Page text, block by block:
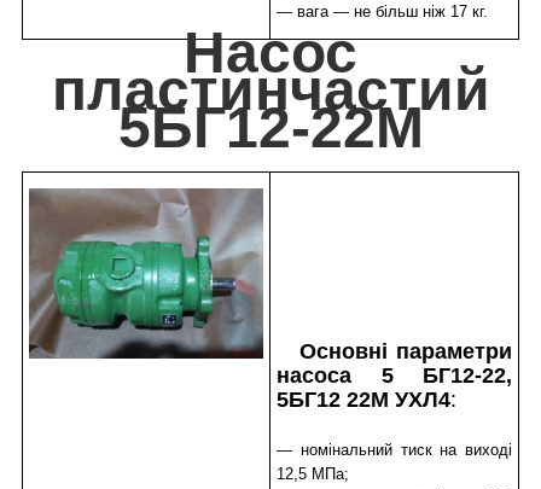
— вага — не більш ніж 17 кг.
Насос
пластинчастий
5БГ12-22М
Основні параметри
насоса 5 БГ12-22,
5БГ12 22М УХЛ4:
— номінальний тиск на виході
12,5 МПа;